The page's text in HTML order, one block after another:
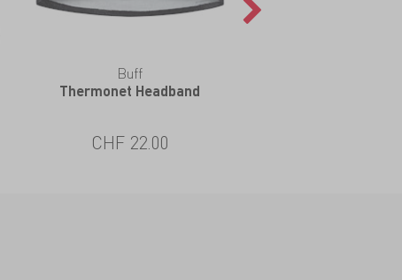
Buff
Thermonet Headband
CHF 22.00